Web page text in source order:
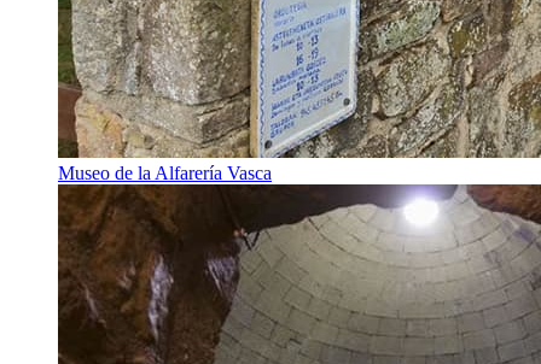
Museo de la Alfarería Vasca